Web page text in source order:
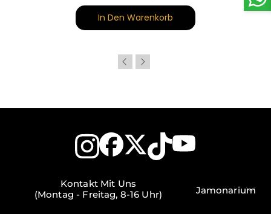
In Den Warenkorb
Kontakt Mit Uns
(Montag - Freitag, 8-16 Uhr)
Jamonarium